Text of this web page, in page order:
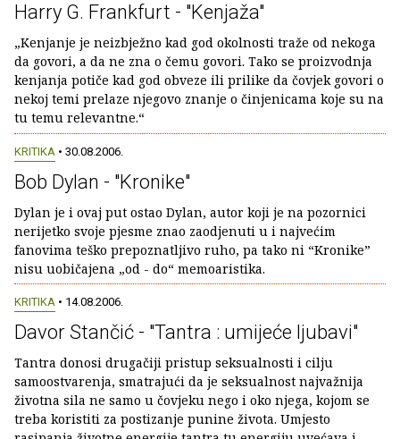
Harry G. Frankfurt - "Kenjaža"
„Kenjanje je neizbježno kad god okolnosti traže od nekoga
da govori, a da ne zna o čemu govori. Tako se proizvodnja
kenjanja potiče kad god obveze ili prilike da čovjek govori o
nekoj temi prelaze njegovo znanje o činjenicama koje su na
tu temu relevantne.“
KRITIKA • 30.08.2006.
Bob Dylan - "Kronike"
Dylan je i ovaj put ostao Dylan, autor koji je na pozornici
nerijetko svoje pjesme znao zaodjenuti u i najvećim
fanovima teško prepoznatljivo ruho, pa tako ni “Kronike”
nisu uobičajena „od - do“ memoaristika.
KRITIKA • 14.08.2006.
Davor Stančić - "Tantra : umijeće ljubavi"
Tantra donosi drugačiji pristup seksualnosti i cilju
samoostvarenja, smatrajući da je seksualnost najvažnija
životna sila ne samo u čovjeku nego i oko njega, kojom se
treba koristiti za postizanje punine života. Umjesto